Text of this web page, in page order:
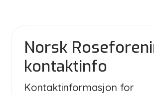
Norsk
kontaktinfo
Kontaktinformasjon for